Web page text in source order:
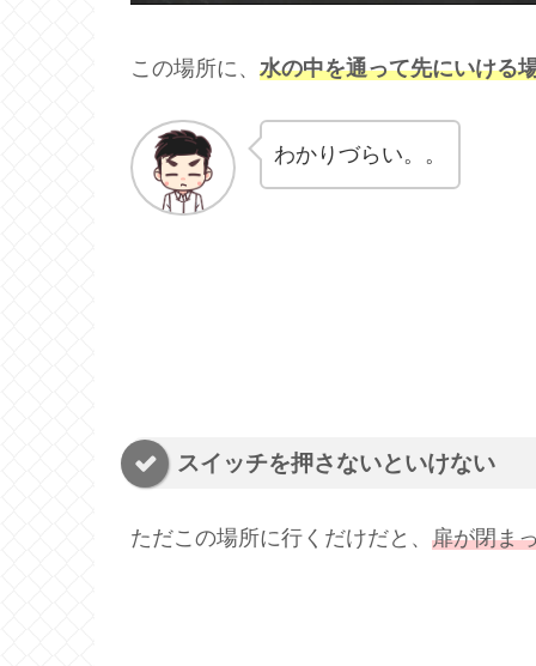
この場所に、 水の中を通って先にいける
わかりづらい。。
スイッチを押さないといけない
ただこの場所に行くだけだと、 扉が閉ま